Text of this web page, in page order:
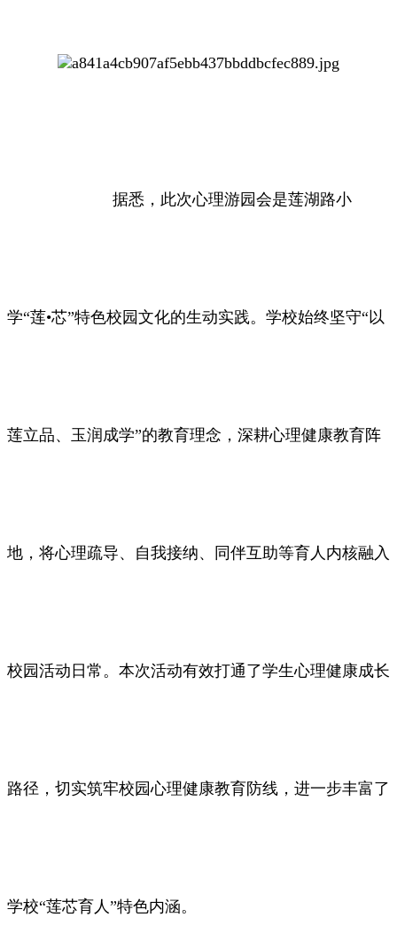
据悉，此次心理游园会是莲湖路小
学“莲•芯”特色校园文化的生动实践。学校始终坚守“以
莲立品、玉润成学”的教育理念，深耕心理健康教育阵
地，将心理疏导、自我接纳、同伴互助等育人内核融入
校园活动日常。本次活动有效打通了学生心理健康成长
路径，切实筑牢校园心理健康教育防线，进一步丰富了
学校“莲芯育人”特色内涵。